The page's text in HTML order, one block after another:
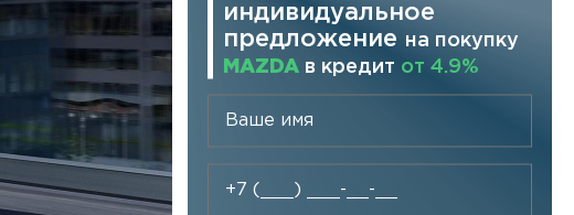
индивидуальное
предложение на покупку
MAZDA в кредит от 4.9%